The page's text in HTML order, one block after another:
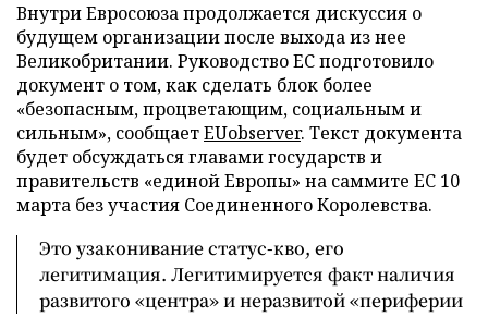
Внутри Евросоюза продолжается дискуссия о
будущем организации после выхода из нее
Великобритании. Руководство ЕС подготовило
документ о том, как сделать блок более
«безопасным, процветающим, социальным и
сильным», сообщаетEUobserver. Текст документа
будет обсуждаться главами государств и
правительств «единой Европы» на саммите ЕС 10
марта без участия Соединенного Королевства.
Это узаконивание статус-кво, его
легитимация. Легитимируется факт наличия
развитого «центра» и неразвитой «периферии